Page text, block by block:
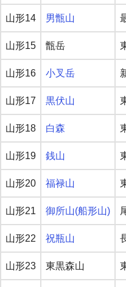
山形14 男甑山
山形15 甑岳
山形16 小叉岳
山形17 黒伏山
山形18 白森
山形19 銭山
山形20 福禄山
山形21 御所山(船形山)
山形22 祝瓶山
山形23 東黒森山